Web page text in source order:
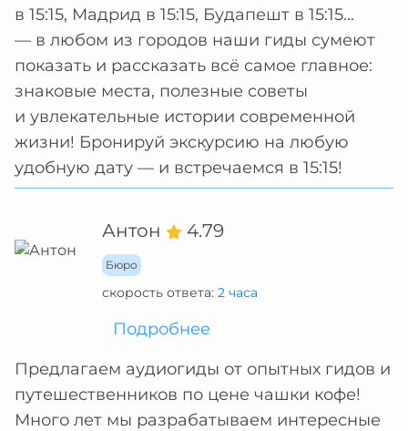
в 15:15, Мадрид в 15:15, Будапешт в 15:15...
— в любом из городов наши гиды сумеют
показать и рассказать всё самое главное:
знаковые места, полезные советы
и увлекательные истории современной
жизни! Бронируй экскурсию на любую
удобную дату — и встречаемся в 15:15!
Антон 4.79
Бюро
скорость ответа: 2 часа
Подробнее
Предлагаем аудиогиды от опытных гидов и
путешественников по цене чашки кофе!
Много лет мы разрабатываем интересные